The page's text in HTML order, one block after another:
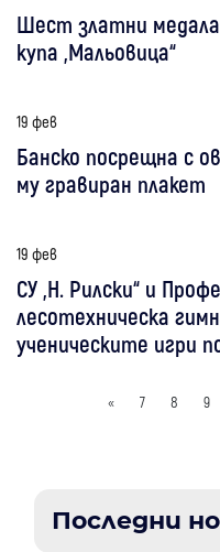
Шест златни
купа „Мальовица“
19 фев
Банско посрещна с
му гравиран плакет
19 фев
СУ „Н. Рилски“ и
лесотехническа
ученическите игри
« 7 8 9
Последни